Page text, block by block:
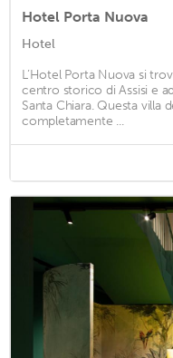
Hotel Porta Nuova
Hotel
L’Hotel Porta Nuova si
centro storico di Assisi e
Santa Chiara. Questa villa
completamente ...